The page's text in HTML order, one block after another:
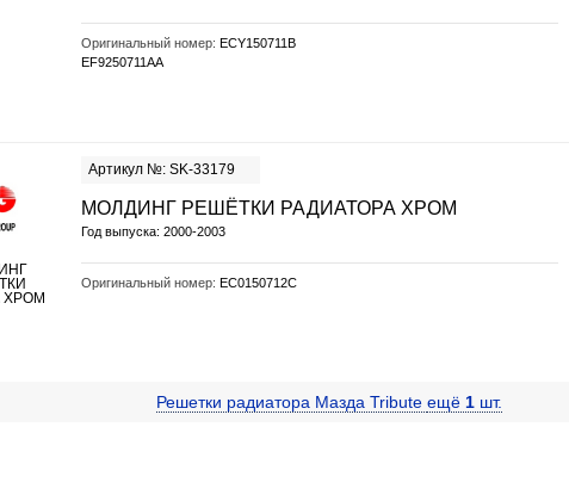
Оригинальный номер: ECY150711B
EF9250711AA
Артикул №: SK-33179
МОЛДИНГ РЕШЁТКИ РАДИАТОРА ХРОМ
Год выпуска: 2000-2003
Оригинальный номер: EC0150712C
Решетки радиатора Мазда Tribute ещё 1шт.